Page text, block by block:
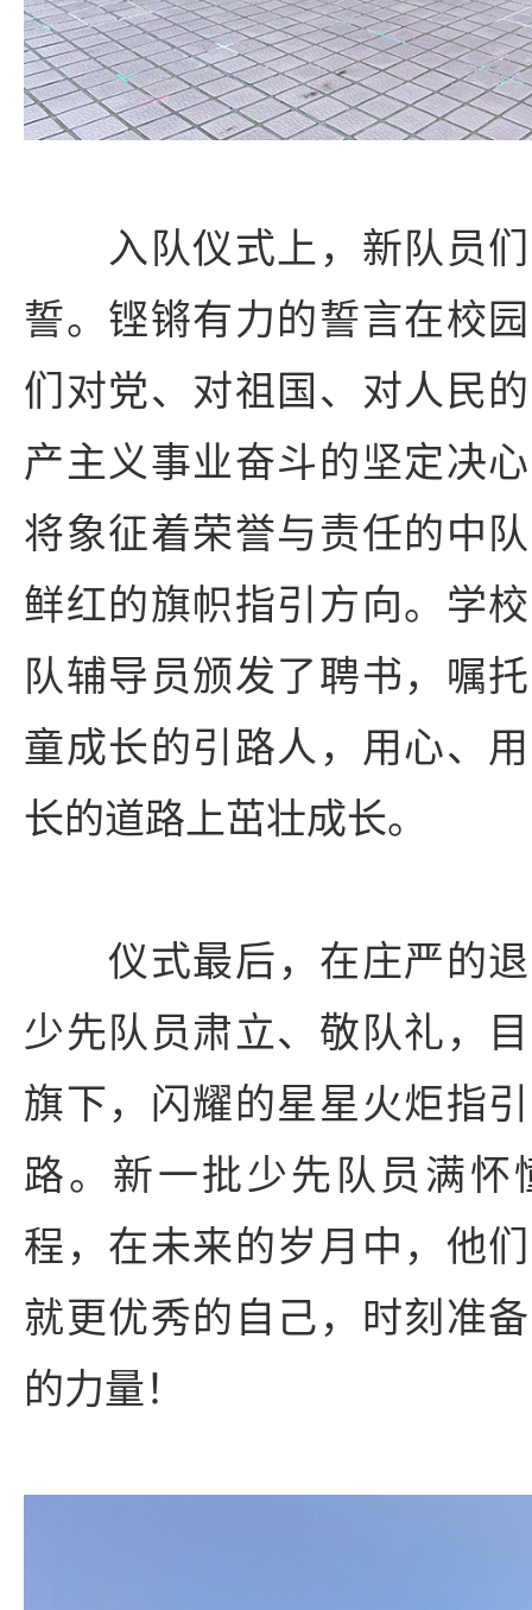
入队仪式上，新队员们
誓。铿锵有力的誓言在校
们对党、对祖国、对人民
产主义事业奋斗的坚定决
将象征着荣誉与责任的中
鲜红的旗帜指引方向。学
队辅导员颁发了聘书，嘱
童成长的引路人，用心、
长的道路上茁壮成长。
仪式最后，在庄严的
少先队员肃立、敬队礼，
旗下，闪耀的星星火炬指
路。新一批少先队员满怀
程，在未来的岁月中，他
就更优秀的自己，时刻准
的力量！